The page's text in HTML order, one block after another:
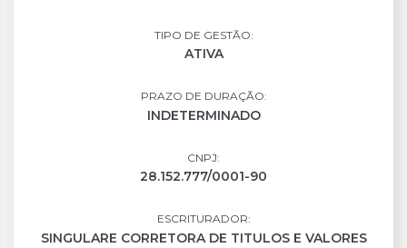
TIPO DE GESTÃO:
ATIVA
PRAZO DE DURAÇÃO:
INDETERMINADO
CNPJ:
28.152.777/0001-90
ESCRITURADOR:
SINGULARE CORRETORA DE TITULOS E VALORES